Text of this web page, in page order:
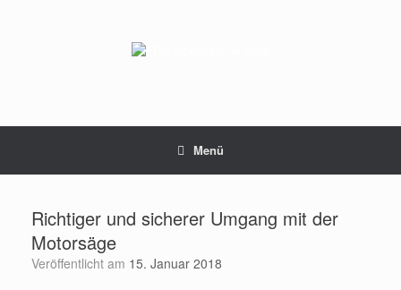
Menü
Richtiger und sicherer Umgang mit der
Motorsäge
Veröffentlicht am 15. Januar 2018